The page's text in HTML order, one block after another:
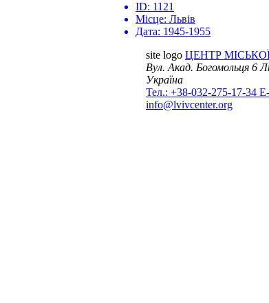
ID: 1121
Місце: Львів
Дата: 1945-1955
site logo ЦЕНТР МІСЬКОЇ
Вул. Акад. Богомольця 6
Україна
Тел.: +38-032-275-17-34
info@lvivcenter.org